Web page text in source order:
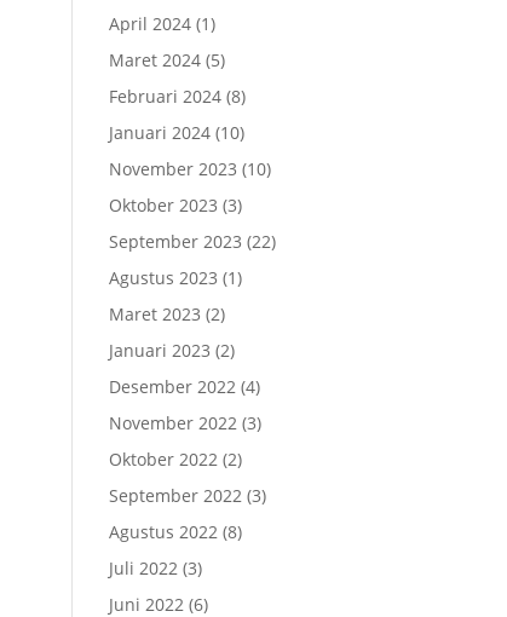
April 2024 (1)
Maret 2024 (5)
Februari 2024 (8)
Januari 2024 (10)
November 2023 (10)
Oktober 2023 (3)
September 2023 (22)
Agustus 2023 (1)
Maret 2023 (2)
Januari 2023 (2)
Desember 2022 (4)
November 2022 (3)
Oktober 2022 (2)
September 2022 (3)
Agustus 2022 (8)
Juli 2022 (3)
Juni 2022 (6)